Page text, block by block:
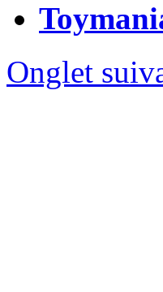
Onglet